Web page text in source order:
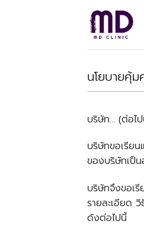
นโยบายคุ้
บริษัท… (ต่อไป
บริษัทขอเรีย
ของบริษัทเป็
บริษัทจึงขอเ
รายละเอียด
ดังต่อไปนี้